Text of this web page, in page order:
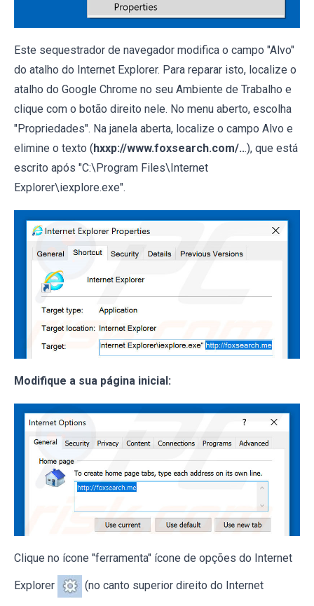
Este sequestrador de navegador modifica o campo "Alvo"
do atalho do Internet Explorer. Para reparar isto, localize o
atalho do Google Chrome no seu Ambiente de Trabalho e
clique com o botão direito nele. No menu aberto, escolha
"Propriedades". Na janela aberta, localize o campo Alvo e
elimine o texto (hxxp://www.foxsearch.com/...), que está
escrito após "C:\Program Files\Internet
Explorer\iexplore.exe".
Modifique a sua página inicial:
Clique no ícone "ferramenta" ícone de opções do Internet
Explorer (no canto superior direito do Internet